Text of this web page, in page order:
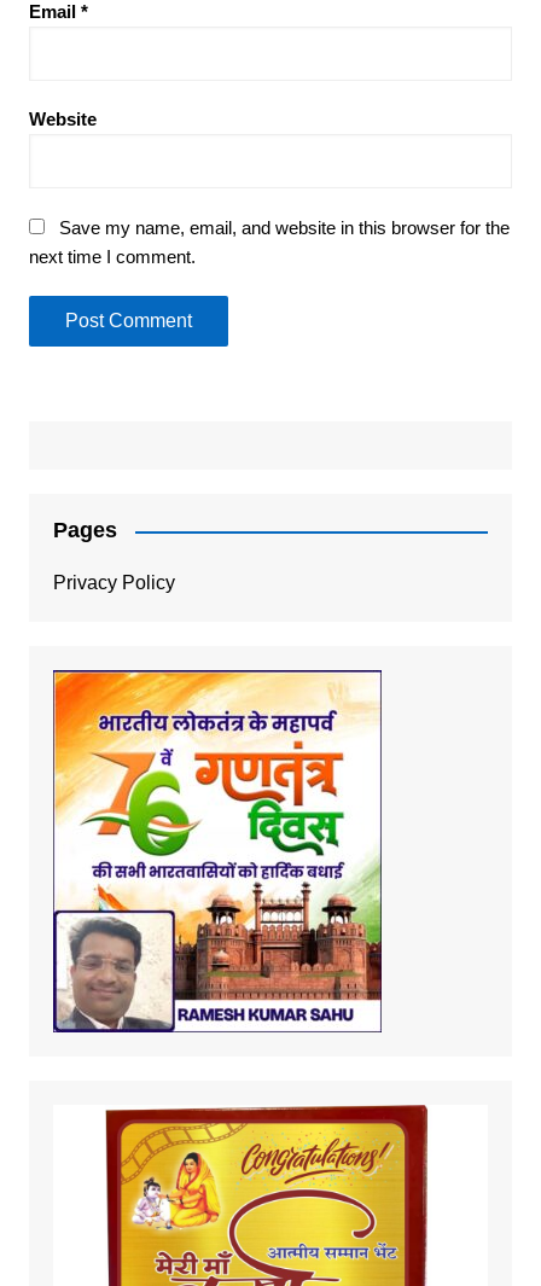
Email *
Website
Save my name, email, and website in this browser for the
next time I comment.
Pages
Privacy Policy